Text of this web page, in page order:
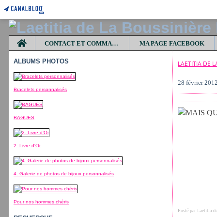
Home
CONTACT ET COMMANDES MA PAGE FACEBOOK
ALBUMS PHOTOS
Bracelets personnalisés
BAGUES
2. Livre d'Or
4. Galerie de photos de bijoux personnalisés
Pour nos hommes chéris
LAETITIA DE
28 février 2012
Posté par Laetitia